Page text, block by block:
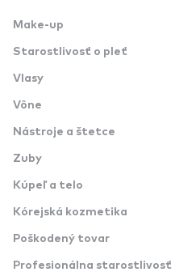
Make-up
Starostlivosť o pleť
Vlasy
Vône
Nástroje a štetce
Zuby
Kúpeľ a telo
Kórejská kozmetika
Poškodený tovar
Profesionálna starostlivosť